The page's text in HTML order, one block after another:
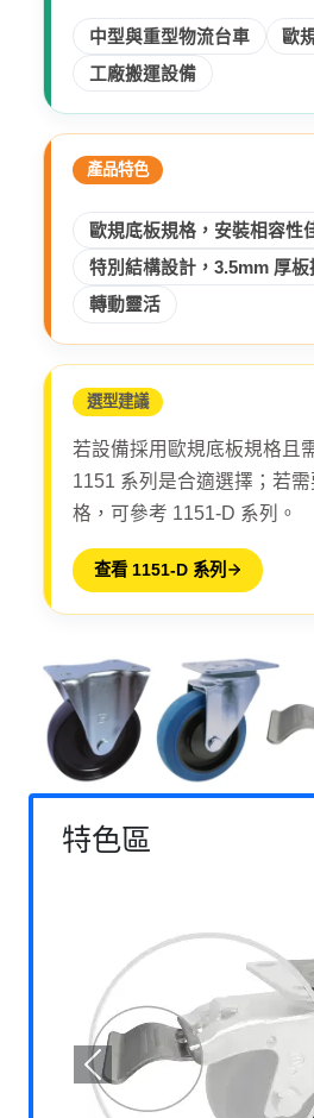
中型與重型物流台車
歐
工廠搬運設備
產品特色
歐規底板規格，安裝相容性
特別結構設計，3.5mm 厚
轉動靈活
選型建議
若設備採用歐規底板規格且
1151 系列是合適選擇；若
格，可參考 1151-D 系列。
查看 1151-D 系列
特色區
Previous